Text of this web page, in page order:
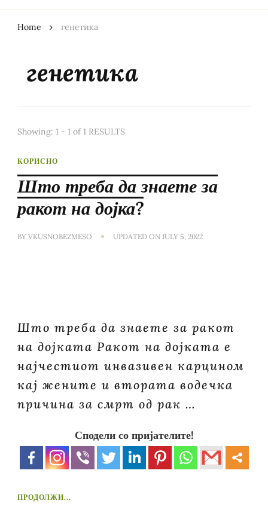
Home генетика
генетика
Showing: 1 - 1 of 1 RESULTS
КОРИСНО
Што треба да знаете за
ракот на дојка?
BY VKUSNOBEZMESO UPDATED ON JULY 5, 2022
Што треба да знаете за ракот
на дојката Ракот на дојката е
најчестиот инвазивен карцином
кај жените и втората водечка
причина за смрт од рак …
Сподели со пријателите!
ПРОДОЛЖИ...